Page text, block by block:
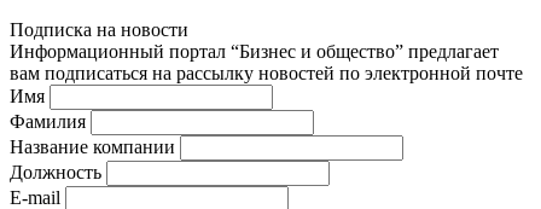
Подписка на новости
Информационный портал “Бизнес и общество” предлагает
вам подписаться на рассылку новостей по электронной почте
Имя
Фамилия
Название компании
Должность
E-mail